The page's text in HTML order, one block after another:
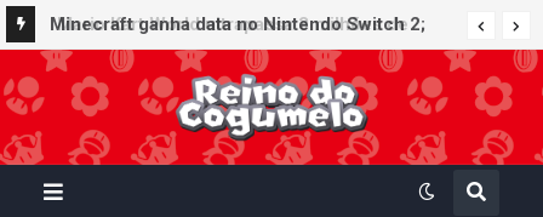
Minecraft ganha data no Nintendo Switch 2;
Super Mario Mash-Up receberá atualização
gráfica exclusiva